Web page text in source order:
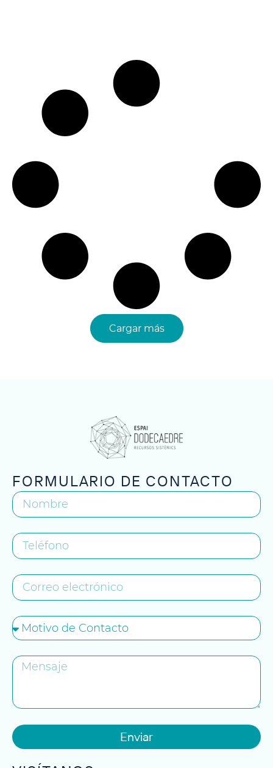
Cargar más
FORMULARIO DE CONTACTO
Enviar